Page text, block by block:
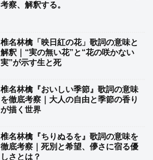
考察、解釈する。
椎名林檎「映日紅の花」歌詞の意味と
解釈｜“実の無い花”と“花の咲かない
実”が示す生と死
椎名林檎『おいしい季節』歌詞の意味
を徹底考察｜大人の自由と季節の香り
が描く世界
椎名林檎『ちりぬるを』歌詞の意味を
徹底考察｜死別と希望、儚さに宿る優
しさとは？